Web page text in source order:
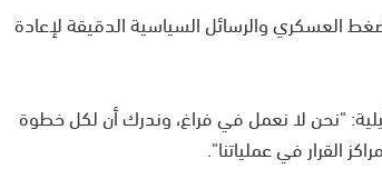
العسكري والرسائل السياسية الدقيقة لإعادة
"نحن لا نعمل في فراغ، وندرك أن لكل خطوة
القرار في عملياتنا".